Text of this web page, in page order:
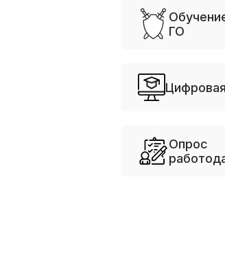
ГО
Опрос